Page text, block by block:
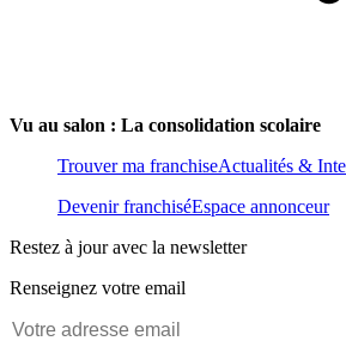
Vu au salon : La consolidation scolaire
Trouver ma franchiseActualités &
Devenir franchiséEspace annonceur
Restez à jour avec la newsletter
Renseignez votre email